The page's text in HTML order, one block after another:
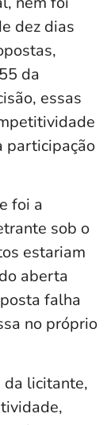
dez dias
da
essas
participação
foi a
sob o
estariam
aberta
falha
no próprio
da licitante,